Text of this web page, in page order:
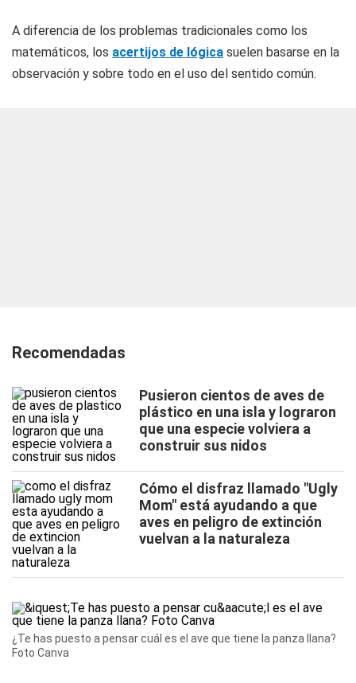
A diferencia de los problemas tradicionales como los
matemáticos, los acertijos de lógica suelen basarse en la
observación y sobre todo en el uso del sentido común.
Recomendadas
Pusieron cientos de aves de
plástico en una isla y lograron
que una especie volviera a
construir sus nidos
Cómo el disfraz llamado "Ugly
Mom" está ayudando a que
aves en peligro de extinción
vuelvan a la naturaleza
¿Te has puesto a pensar cuál es el ave que tiene la panza llana?
Foto Canva